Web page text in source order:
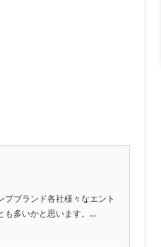
ブランド各社様々なエント
も多いかと思います。...